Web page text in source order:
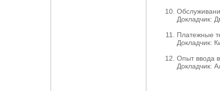
Докладчик:
Платежные
Докладчик:
Опыт ввода
Докладчик: